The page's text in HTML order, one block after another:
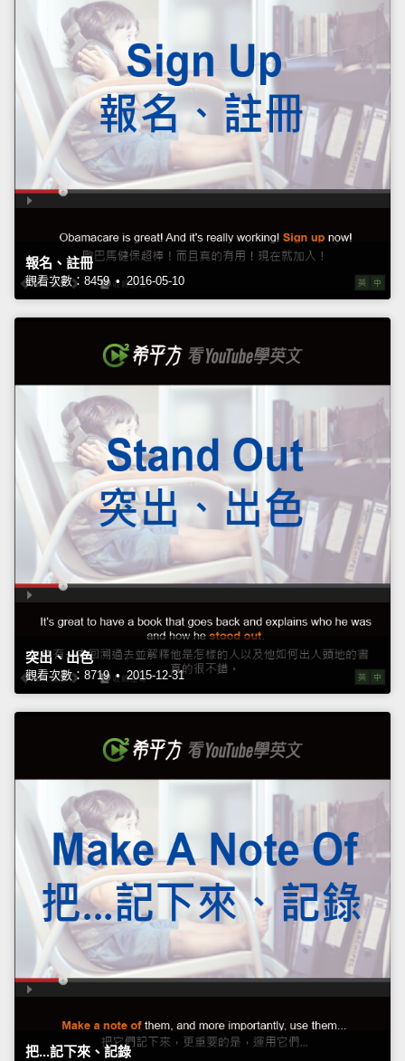
報名、註冊
觀看次數：8459 • 2016-05-10
突出、出色
觀看次數：8719 • 2015-12-31
把...記下來、記錄